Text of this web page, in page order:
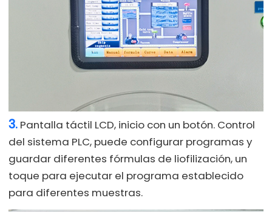
3. Pantalla táctil LCD, inicio con un botón. Control
del sistema PLC, puede configurar programas y
guardar diferentes fórmulas de liofilización, un
toque para ejecutar el programa establecido
para diferentes muestras.